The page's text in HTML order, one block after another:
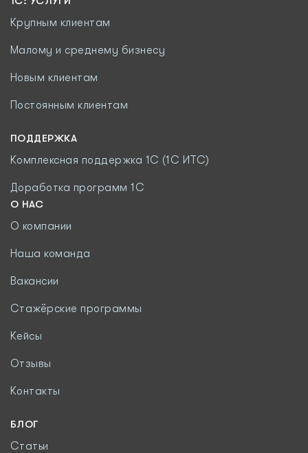
Крупным клиентам
Малому и среднему бизнесу
Новым клиентам
Постоянным клиентам
ПОДДЕРЖКА
Комплексная поддержка 1С (1С ИТС)
Доработка программ 1С
О НАС
О компании
Наша команда
Вакансии
Стажёрские программы
Кейсы
Отзывы
Контакты
БЛОГ
Статьи